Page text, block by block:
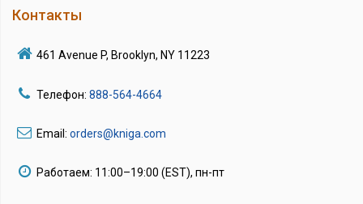
Контакты
461 Avenue P, Brooklyn, NY 11223
Телефон: 888-564-4664
Email: orders@kniga.com
Работаем: 11:00–19:00 (EST), пн-пт